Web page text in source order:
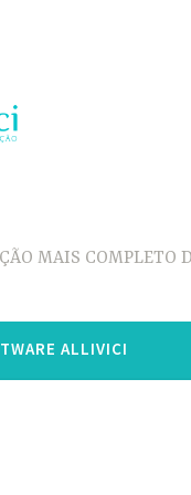
MAIS COMPLETO
ALLIVICI